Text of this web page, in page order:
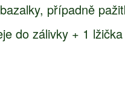
případně
do zálivky + 1